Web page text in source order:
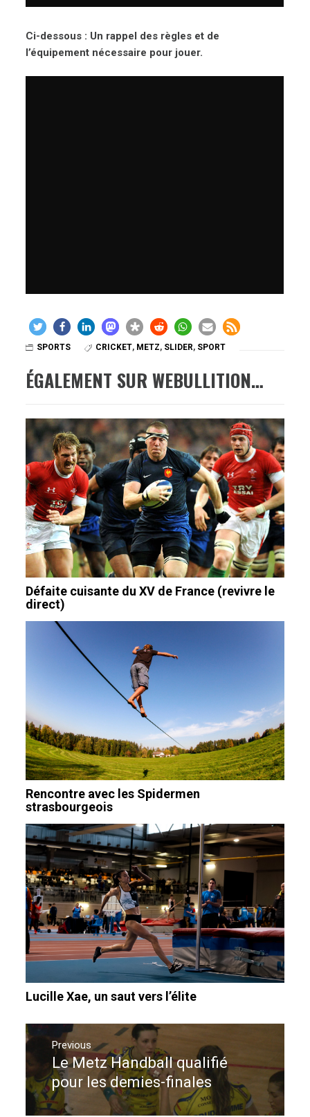
Ci-dessous : Un rappel des règles et de
l’équipement nécessaire pour jouer.
SPORTS CRICKET, METZ, SLIDER, SPORT
ÉGALEMENT SUR WEBULLITION…
Défaite cuisante du XV de France (revivre le
direct)
Rencontre avec les Spidermen
strasbourgeois
Lucille Xae, un saut vers l’élite
Navigation
de
l’article
Previous
Previous
post:
Le Metz Handball qualifié
pour les demies-finales